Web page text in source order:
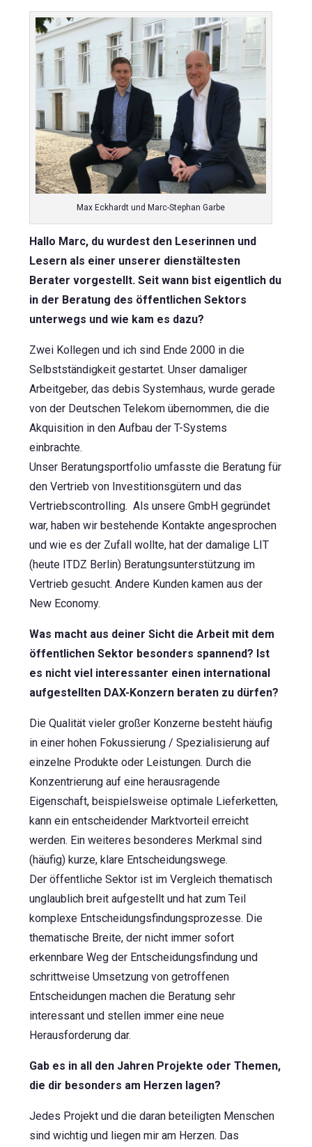
Max Eckhardt und Marc-Stephan Garbe
Hallo Marc, du wurdest den Leserinnen und
Lesern als einer unserer dienstältesten
Berater vorgestellt. Seit wann bist eigentlich du
in der Beratung des öffentlichen Sektors
unterwegs und wie kam es dazu?
Zwei Kollegen und ich sind Ende 2000 in die
Selbstständigkeit gestartet. Unser damaliger
Arbeitgeber, das debis Systemhaus, wurde gerade
von der Deutschen Telekom übernommen, die die
Akquisition in den Aufbau der T-Systems
einbrachte.
Unser Beratungsportfolio umfasste die Beratung für
den Vertrieb von Investitionsgütern und das
Vertriebscontrolling. Als unsere GmbH gegründet
war, haben wir bestehende Kontakte angesprochen
und wie es der Zufall wollte, hat der damalige LIT
(heute ITDZ Berlin) Beratungsunterstützung im
Vertrieb gesucht. Andere Kunden kamen aus der
New Economy.
Was macht aus deiner Sicht die Arbeit mit dem
öffentlichen Sektor besonders spannend? Ist
es nicht viel interessanter einen international
aufgestellten DAX-Konzern beraten zu dürfen?
Die Qualität vieler großer Konzerne besteht häufig
in einer hohen Fokussierung / Spezialisierung auf
einzelne Produkte oder Leistungen. Durch die
Konzentrierung auf eine herausragende
Eigenschaft, beispielsweise optimale Lieferketten,
kann ein entscheidender Marktvorteil erreicht
werden. Ein weiteres besonderes Merkmal sind
(häufig) kurze, klare Entscheidungswege.
Der öffentliche Sektor ist im Vergleich thematisch
unglaublich breit aufgestellt und hat zum Teil
komplexe Entscheidungsfindungsprozesse. Die
thematische Breite, der nicht immer sofort
erkennbare Weg der Entscheidungsfindung und
schrittweise Umsetzung von getroffenen
Entscheidungen machen die Beratung sehr
interessant und stellen immer eine neue
Herausforderung dar.
Gab es in all den Jahren Projekte oder Themen,
die dir besonders am Herzen lagen?
Jedes Projekt und die daran beteiligten Menschen
sind wichtig und liegen mir am Herzen. Das